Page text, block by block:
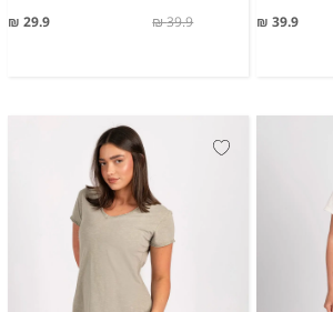
39.9 ₪
29.9 ₪ 39.9 ₪